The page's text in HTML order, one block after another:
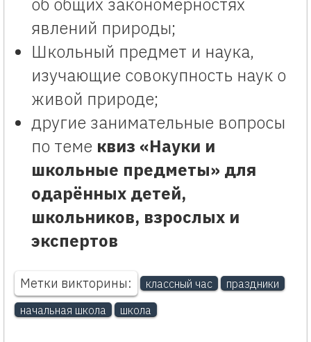
явлений природы;
Школьный предмет и наука,
изучающие совокупность наук о
живой природе;
другие занимательные вопросы
по теме квиз «Науки и
школьные предметы» для
одарённых детей,
школьников, взрослых и
экспертов
Метки викторины: классный час
праздники
начальная школа
школа